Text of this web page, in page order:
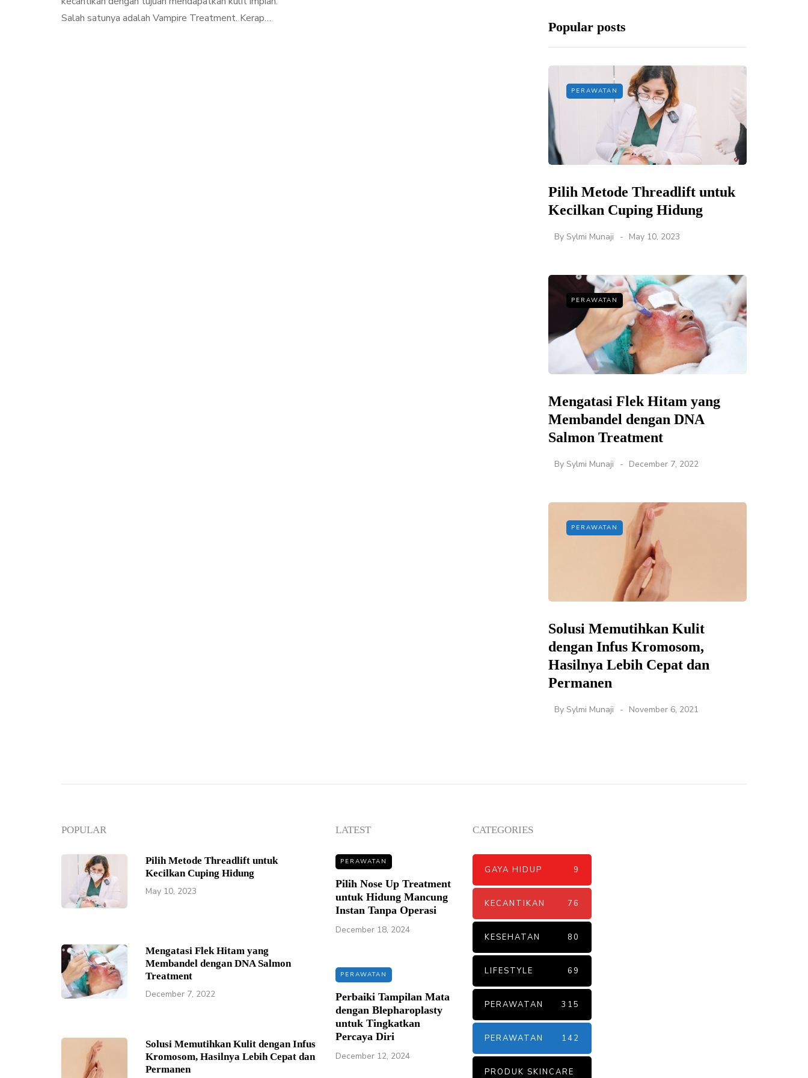
Salah satunya adalah Vampire Treatment. Kerap…
Popular posts
PERAWATAN
Pilih Metode Threadlift untuk
Kecilkan Cuping Hidung
By Sylmi Munaji May 10, 2023
PERAWATAN
Mengatasi Flek Hitam yang
Membandel dengan DNA
Salmon Treatment
By Sylmi Munaji December 7, 2022
PERAWATAN
Solusi Memutihkan Kulit
dengan Infus Kromosom,
Hasilnya Lebih Cepat dan
Permanen
By Sylmi Munaji November 6, 2021
POPULAR
Pilih Metode Threadlift untuk
Kecilkan Cuping Hidung
May 10, 2023
Mengatasi Flek Hitam yang
Membandel dengan DNA Salmon
Treatment
December 7, 2022
Solusi Memutihkan Kulit dengan Infus
Kromosom, Hasilnya Lebih Cepat dan
Permanen
LATEST
PERAWATAN
Pilih Nose Up Treatment
untuk Hidung Mancung
Instan Tanpa Operasi
December 18, 2024
PERAWATAN
Perbaiki Tampilan Mata
dengan Blepharoplasty
untuk Tingkatkan
Percaya Diri
December 12, 2024
CATEGORIES
GAYA HIDUP 9
KECANTIKAN 76
KESEHATAN 80
LIFESTYLE 69
PERAWATAN 315
PERAWATAN 142
PRODUK SKINCARE